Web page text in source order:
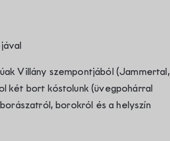
Villány szempontjából (Jammertal,
két bort kóstolunk (üvegpohárral
borokról és a helyszín